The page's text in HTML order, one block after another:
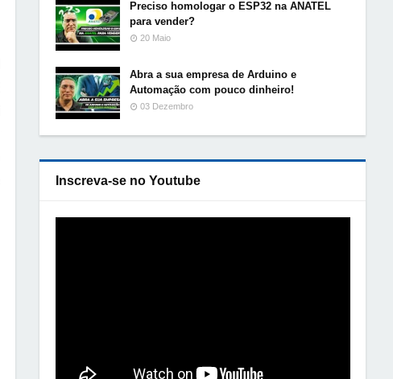
Preciso homologar o ESP32 na ANATEL
para vender?
20 Maio
Abra a sua empresa de Arduino e
Automação com pouco dinheiro!
03 Dezembro
Inscreva-se no Youtube